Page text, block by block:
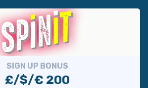
SIGN UP BONUS
£/$/€ 200